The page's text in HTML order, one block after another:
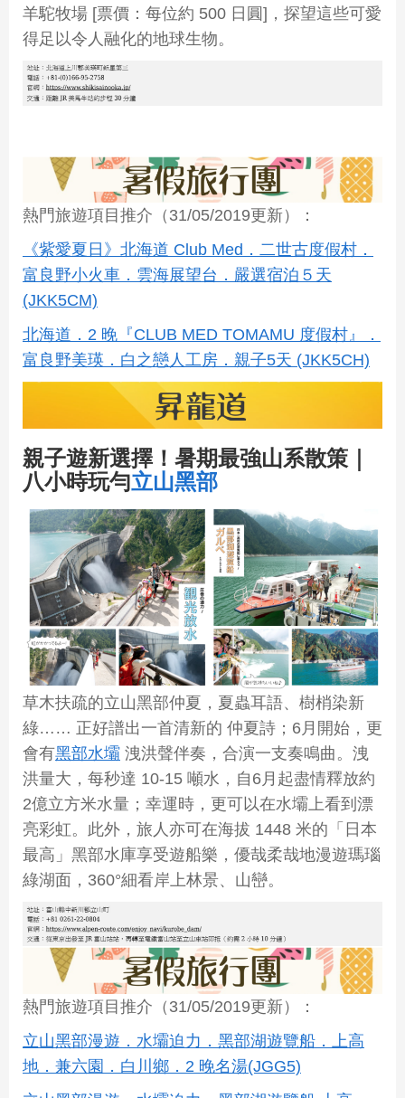
羊駝牧場 [票價：每位約 500 日圓]，探望這些可愛
得足以令人融化的地球生物。
熱門旅遊項目推介（31/05/2019更新）：
《紫愛夏日》北海道 Club Med．二世古度假村．
富良野小火車．雲海展望台．嚴選宿泊５天
(JKK5CM)
北海道．2 晚『CLUB MED TOMAMU 度假村』．
富良野美瑛．白之戀人工房．親子5天 (JKK5CH)
親子遊新選擇！暑期最強山系散策｜
八小時玩勻立山黑部
草木扶疏的立山黑部仲夏，夏蟲耳語、樹梢染新
綠…… 正好譜出一首清新的 仲夏詩；6月開始，更
會有黑部水壩 洩洪聲伴奏，合演一支奏鳴曲。洩
洪量大，每秒達 10-15 噸水，自6月起盡情釋放約
2億立方米水量；幸運時，更可以在水壩上看到漂
亮彩虹。此外，旅人亦可在海拔 1448 米的「日本
最高」黑部水庫享受遊船樂，優哉柔哉地漫遊瑪瑙
綠湖面，360°細看岸上林景、山巒。
熱門旅遊項目推介（31/05/2019更新）：
立山黑部漫遊．水壩迫力．黑部湖遊覽船．上高
地．兼六園．白川鄉．2 晚名湯(JGG5)